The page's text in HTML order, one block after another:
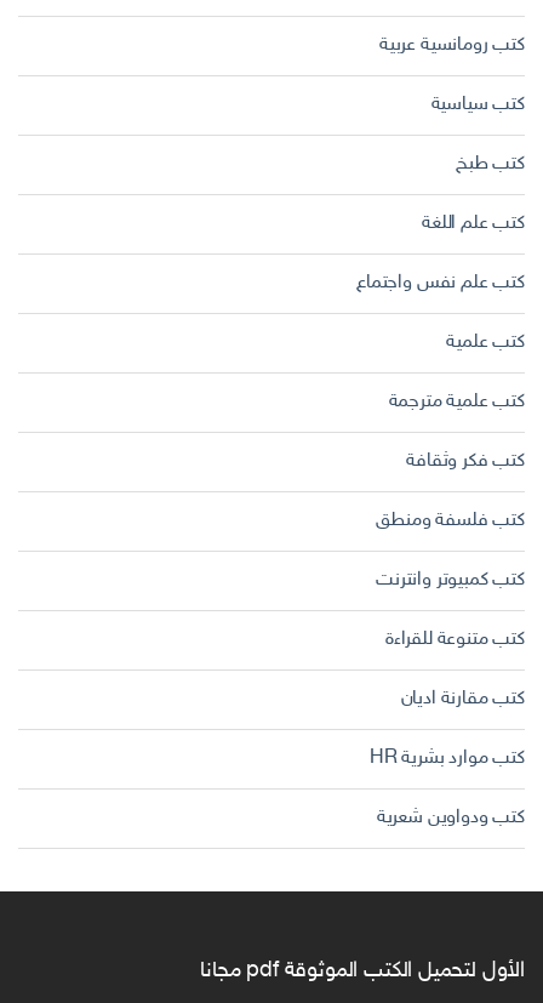
كتب رومانسية عربية
كتب سياسية
كتب طبخ
كتب علم اللغة
كتب علم نفس واجتماع
كتب علمية
كتب علمية مترجمة
كتب فكر وثقافة
كتب فلسفة ومنطق
كتب كمبيوتر وانترنت
كتب متنوعة للقراءة
كتب مقارنة اديان
كتب موارد بشرية HR
كتب ودواوين شعرية
الأول لتحميل الكتب الموثوقة pdf مجانا